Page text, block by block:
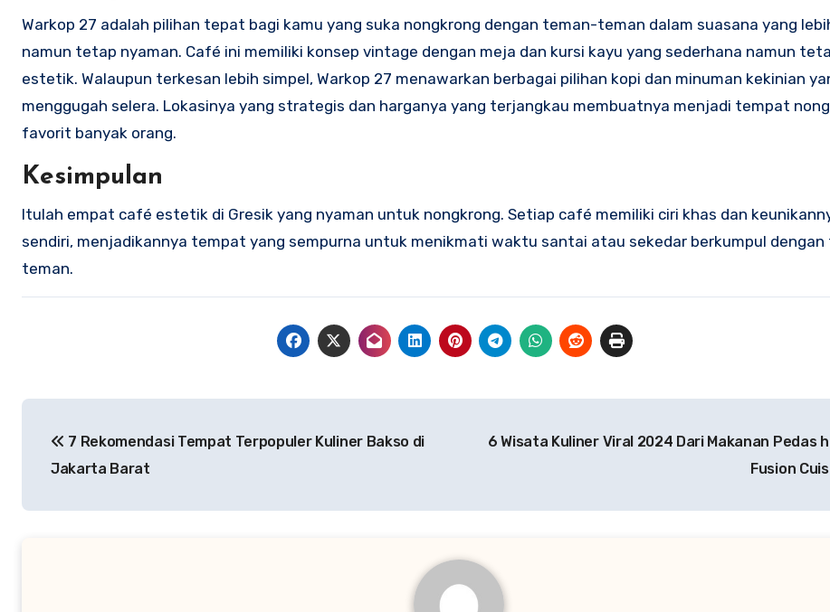
Warkop 27 adalah pilihan tepat bagi kamu yang suka nongkrong dengan teman-teman dalam suasana yang
namun tetap nyaman. Café ini memiliki konsep vintage dengan meja dan kursi kayu yang sederhana namun
estetik. Walaupun terkesan lebih simpel, Warkop 27 menawarkan berbagai pilihan kopi dan minuman kekinian
menggugah selera. Lokasinya yang strategis dan harganya yang terjangkau membuatnya menjadi tempat
favorit banyak orang.
Kesimpulan
Itulah empat café estetik di Gresik yang nyaman untuk nongkrong. Setiap café memiliki ciri khas dan
sendiri, menjadikannya tempat yang sempurna untuk menikmati waktu santai atau sekedar berkumpul
teman.
pos 7 Rekomendasi Tempat Terpopuler Kuliner Bakso di
Jakarta Barat
6 Wisata Kuliner Viral 2024 Dari Makanan Pedas
Fusion